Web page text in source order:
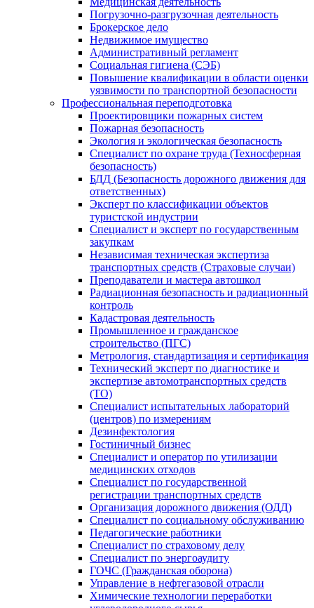
Погрузочно-разгрузочная деятельность
Брокерское дело
Недвижимое имущество
Административный регламент
Социальная гигиена (СЭБ)
Повышение квалификации в области оценки
уязвимости по транспортной безопасности
Профессиональная переподготовка
Проектировщики пожарных систем
Пожарная безопасность
Экология и экологическая безопасность
Специалист по охране труда (Техносферная
безопасность)
БДД (Безопасность дорожного движения для
ответственных)
Эксперт по классификации объектов
туристской индустрии
Специалист и эксперт по государственным
закупкам
Независимая техническая экспертиза
транспортных средств (Страховые случаи)
Преподаватели и мастера автошкол
Радиационная безопасность и радиационный
контроль
Кадастровая деятельность
Промышленное и гражданское
строительство (ПГС)
Метрология, стандартизация и сертификация
Технический эксперт по диагностике и
экспертизе автомотранспортных средств
(ТО)
Специалист испытательных лабораторий
(центров) по измерениям
Дезинфектология
Гостиничный бизнес
Специалист и оператор по утилизации
медицинских отходов
Специалист по государственной
регистрации транспортных средств
Организация дорожного движения (ОДД)
Специалист по социальному обслуживанию
Педагогические работники
Специалист по страховому делу
Специалист по энергоаудиту
ГОЧС (Гражданская оборона)
Управление в нефтегазовой отрасли
Химические технологии переработки